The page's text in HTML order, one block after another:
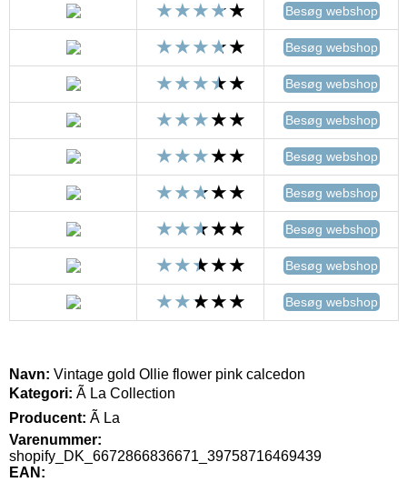
Besøg webshop
Besøg webshop
Besøg webshop
Besøg webshop
Besøg webshop
Besøg webshop
Besøg webshop
Besøg webshop
Besøg webshop
Navn: Vintage gold Ollie flower pink calcedon
Kategori: Ã La Collection
Producent: Ã La
Varenummer:
shopify_DK_6672866836671_39758716469439
EAN: